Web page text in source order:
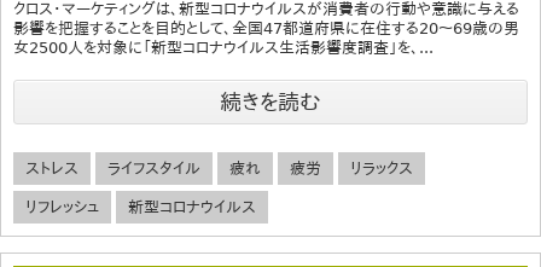
クロス・マーケティングは、新型コロナウイルスが消費者の行動や意識に与える
影響を把握することを目的として、全国47都道府県に在住する20～69歳の男
女2500人を対象に「新型コロナウイルス生活影響度調査」を、...
続きを読む
ストレス ライフスタイル 疲れ 疲労 リラックス
リフレッシュ 新型コロナウイルス